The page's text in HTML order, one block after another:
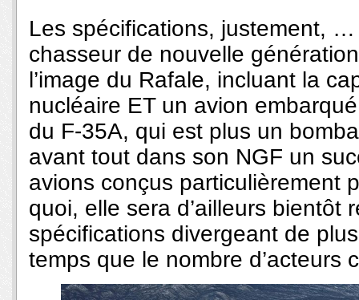
Les spécifications, justement,
chasseur de nouvelle
l’image du Rafale, incluant la
nucléaire ET un avion
du F-35A, qui est plus un
avant tout dans son NGF un
avions conçus particulièrement
quoi, elle sera d’ailleurs bientôt
spécifications divergeant de
temps que le nombre d’acteurs